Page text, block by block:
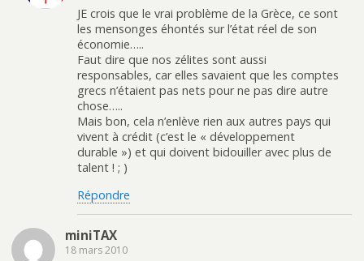
JE crois que le vrai problème de la Grèce, ce sont
les mensonges éhontés sur l’état réel de son
économie…..
Faut dire que nos zélites sont aussi
responsables, car elles savaient que les comptes
grecs n’étaient pas nets pour ne pas dire autre
chose…..
Mais bon, cela n’enlève rien aux autres pays qui
vivent à crédit (c’est le « développement
durable ») et qui doivent bidouiller avec plus de
talent ! ; )
Répondre
miniTAX
18 mars 2010